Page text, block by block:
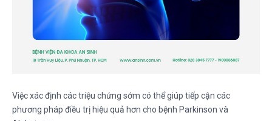
Việc xác định các triệu chứng sớm có thể giúp tiếp cận các
phương pháp điều trị hiệu quả hơn cho bệnh Parkinson và